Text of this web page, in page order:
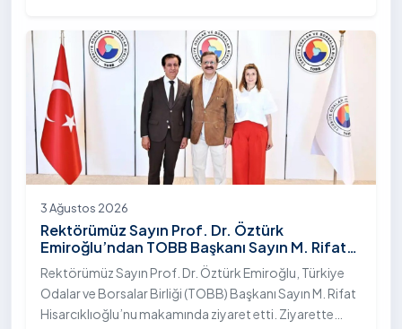
çeşitliliğini ve nitelikli imkânlarını aktarmak üzere Ülke TV
ekranlarında yayımlanan "Genç Vizyon" programına
canlı yayın konuğu olarak katıldı.
3 Ağustos 2026
Rektörümüz Sayın Prof. Dr. Öztürk
Emiroğlu’ndan TOBB Başkanı Sayın M. Rifat
Hisarcıklıoğlu’na Ziyaret
Rektörümüz Sayın Prof. Dr. Öztürk Emiroğlu, Türkiye
Odalar ve Borsalar Birliği (TOBB) Başkanı Sayın M. Rifat
Hisarcıklıoğlu’nu makamında ziyaret etti. Ziyarette